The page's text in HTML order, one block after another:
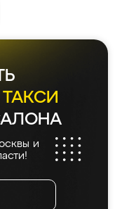
место без
осталась
как и ожидала.
и